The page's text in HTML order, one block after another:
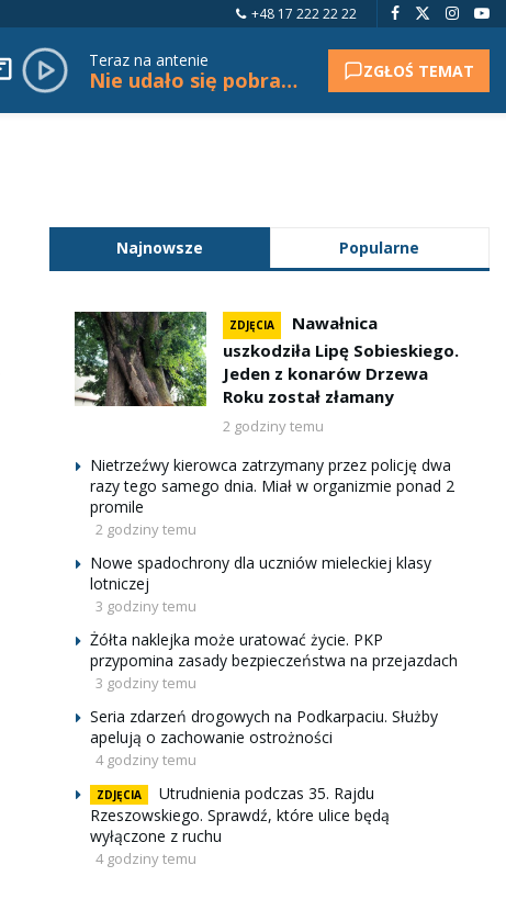
+48 17 222 22 22
Teraz na antenie
Nie udało się pobrać tytułu. ZGŁOŚ TEMAT
Najnowsze Popularne
ZDJĘCIA
Nawałnica
uszkodziła Lipę Sobieskiego.
Jeden z konarów Drzewa
Roku został złamany
2 godziny temu
Nietrzeźwy kierowca zatrzymany przez policję dwa
razy tego samego dnia. Miał w organizmie ponad 2
promile
2 godziny temu
Nowe spadochrony dla uczniów mieleckiej klasy
lotniczej
3 godziny temu
Żółta naklejka może uratować życie. PKP
przypomina zasady bezpieczeństwa na przejazdach
3 godziny temu
Seria zdarzeń drogowych na Podkarpaciu. Służby
apelują o zachowanie ostrożności
4 godziny temu
ZDJĘCIA
Utrudnienia podczas 35. Rajdu
Rzeszowskiego. Sprawdź, które ulice będą
wyłączone z ruchu
4 godziny temu